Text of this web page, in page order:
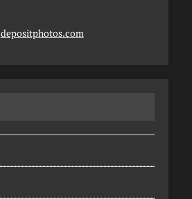
depositphotos.com